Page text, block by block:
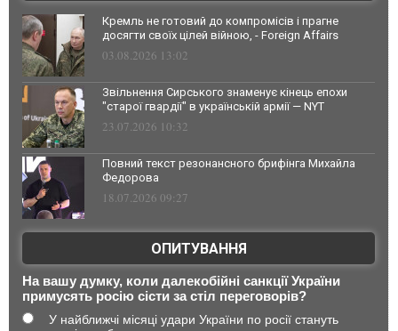
Кремль не готовий до компромісів і прагне
досягти своїх цілей війною, - Foreign Affairs
03.08.2026 13:02
Звільнення Сирського знаменує кінець епохи
"старої гвардії" в українській армії — NYT
23.07.2026 10:32
Повний текст резонансного брифінга Михайла
Федорова
18.07.2026 09:27
ОПИТУВАННЯ
На вашу думку, коли далекобійні санкції України
примусять росію сісти за стіл переговорів?
У найближчі місяці удари України по росії стануть